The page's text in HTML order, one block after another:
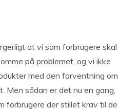
at vi som forbrugere skal
på problemet, og vi ikke
med den forventning om
sådan er det nu en gang,
forbrugere der stillet krav til de